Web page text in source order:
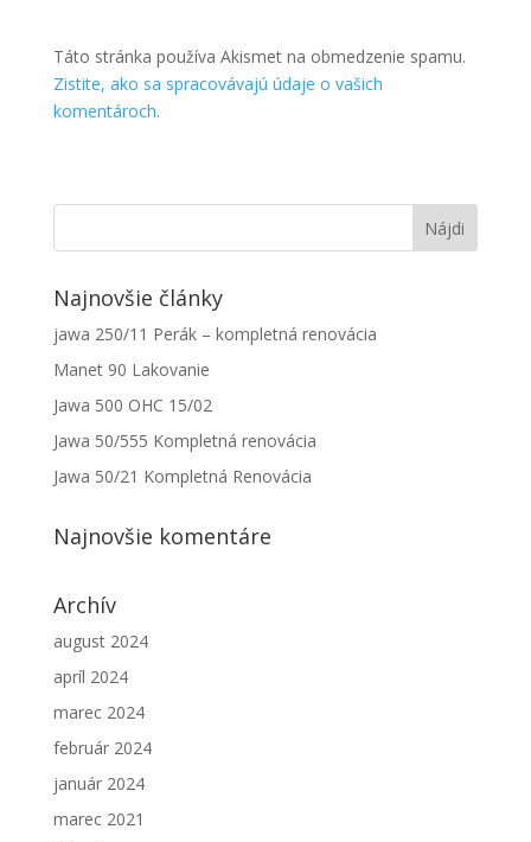
Táto stránka používa Akismet na obmedzenie spamu.
Zistite, ako sa spracovávajú údaje o vašich
komentároch.
Najnovšie články
jawa 250/11 Perák – kompletná renovácia
Manet 90 Lakovanie
Jawa 500 OHC 15/02
Jawa 50/555 Kompletná renovácia
Jawa 50/21 Kompletná Renovácia
Najnovšie komentáre
Archív
august 2024
apríl 2024
marec 2024
február 2024
január 2024
marec 2021